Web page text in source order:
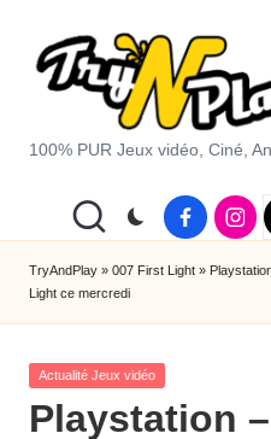
T
y
A
n
d
P
100% PUR Jeux vidéo, Ciné,
Facebook
X
|
TryAndPlay » 007 First Light »
Light ce mercredi
Posted
Actualité Jeux vidéo
Playstation